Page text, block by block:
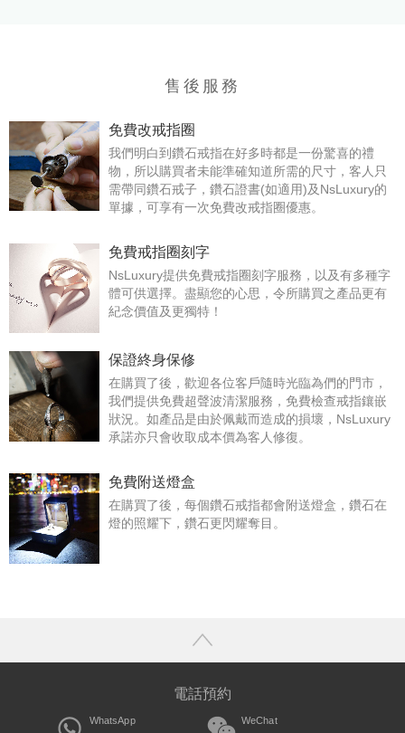
售後服務
免費改戒指圈
我們明白到鑽石戒指在好多時都是一份驚喜的禮
物，所以購買者未能準確知道所需的尺寸，客人只
需帶同鑽石戒子，鑽石證書(如適用)及NsLuxury的
單據，可享有一次免費改戒指圈優惠。
免費戒指圈刻字
NsLuxury提供免費戒指圈刻字服務，以及有多種字
體可供選擇。盡顯您的心思，令所購買之產品更有
紀念價值及更獨特！
保證終身保修
在購買了後，歡迎各位客戶隨時光臨為們的門市，
我們提供免費超聲波清潔服務，免費檢查戒指鑲嵌
狀況。如產品是由於佩戴而造成的損壞，NsLuxury
承諾亦只會收取成本價為客人修復。
免費附送燈盒
在購買了後，每個鑽石戒指都會附送燈盒，鑽石在
燈的照耀下，鑽石更閃耀奪目。
電話預約
WhatsApp
WeChat